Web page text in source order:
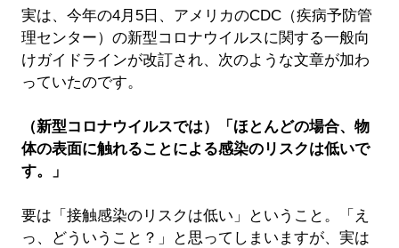
実は、今年の4月5日、アメリカのCDC（疾病予防管
理センター）の新型コロナウイルスに関する一般向
けガイドラインが改訂され、次のような文章が加わ
っていたのです。
（新型コロナウイルスでは）「ほとんどの場合、物
体の表面に触れることによる感染のリスクは低いで
す。」
要は「接触感染のリスクは低い」ということ。「え
っ、どういうこと？」と思ってしまいますが、実は